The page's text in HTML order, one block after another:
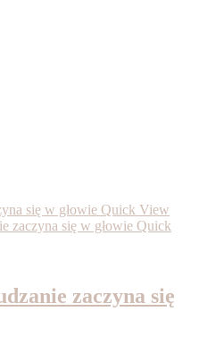
Quick View
Quick
zaczyna się